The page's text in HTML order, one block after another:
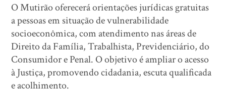
O Mutirão oferecerá orientações jurídicas gratuitas
a pessoas em situação de vulnerabilidade
socioeconômica, com atendimento nas áreas de
Direito da Família, Trabalhista, Previdenciário, do
Consumidor e Penal. O objetivo é ampliar o acesso
à Justiça, promovendo cidadania, escuta qualificada
e acolhimento.